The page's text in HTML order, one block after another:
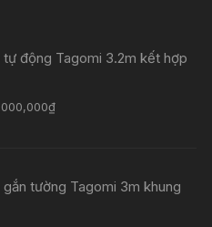
động Tagomi 3.2m kết hợp
₫
tường Tagomi 3m khung